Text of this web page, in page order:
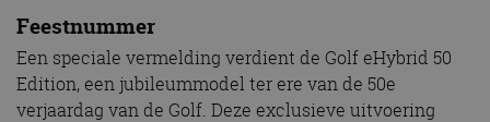
Feestnummer
Een speciale vermelding verdient de Golf eHybrid 50
Edition, een jubileummodel ter ere van de 50e
verjaardag van de Golf. Deze exclusieve uitvoering